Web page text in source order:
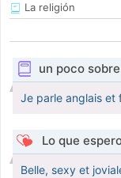
La religión
un poco
Je parle anglais et
Lo que
Belle, sexy et